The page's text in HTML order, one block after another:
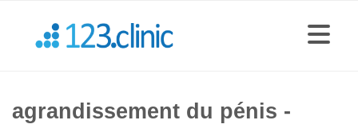
agrandissement du pénis -